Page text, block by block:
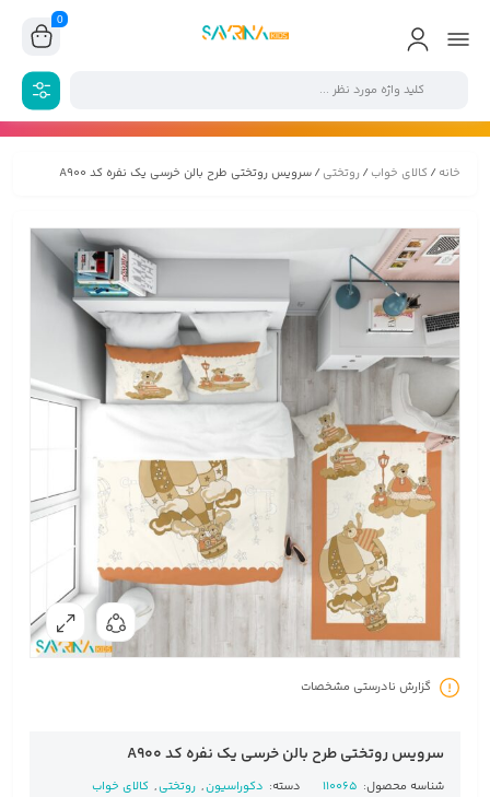
0
خانه/ کالای خواب/ روتختی/ سرویس روتختی طرح بالن خرسی یک نفره کد A900
گزارش نادرستی مشخصات
سرویس روتختی طرح بالن خرسی یک نفره کد A900
شناسه محصول: 110065 دسته: دکوراسیون, روتختی, کالای خواب